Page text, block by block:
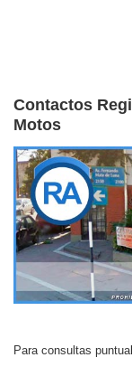
Contactos
Motos
Para consultas